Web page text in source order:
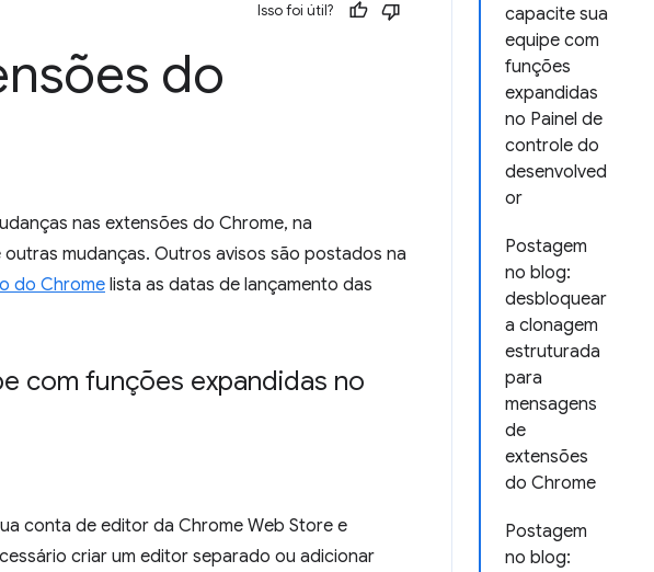
capacite sua
equipe com
funções
expandidas
no Painel de
controle do
desenvolved
or
Postagem
no blog:
desbloquear
a clonagem
estruturada
para
mensagens
de
extensões
do Chrome
Postagem
no blog:
Isso foi útil?
do
nas extensões do Chrome, na
mudanças. Outros avisos são postados na
do Chrome lista as datas de lançamento das
com funções expandidas no
conta de editor da Chrome Web Store e
criar um editor separado ou adicionar